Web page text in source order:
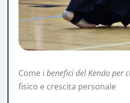
Come i benefici del Kendo per
fisico e crescita personale